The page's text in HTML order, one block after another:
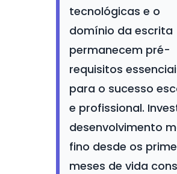
tecnológicas e o
domínio da escrita
permanecem pré-
requisitos
para o sucesso
e profissional.
desenvolvimento
fino desde os
meses de vida